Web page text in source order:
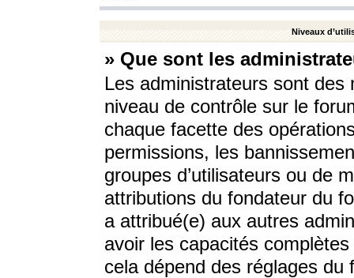
Niveaux
» Que sont les
Les administrateurs sont
niveau de contrôle sur le
chaque facette des
permissions, les
groupes d’utilisateurs ou de
attributions du fondateur du
a attribué(e) aux autres
avoir les capacités
cela dépend des réglages du